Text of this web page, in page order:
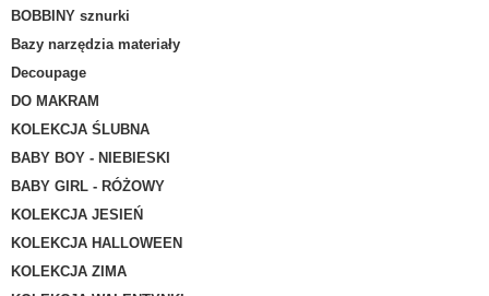
BOBBINY sznurki
Bazy narzędzia materiały
Decoupage
DO MAKRAM
KOLEKCJA ŚLUBNA
BABY BOY - NIEBIESKI
BABY GIRL - RÓŻOWY
KOLEKCJA JESIEŃ
KOLEKCJA HALLOWEEN
KOLEKCJA ZIMA